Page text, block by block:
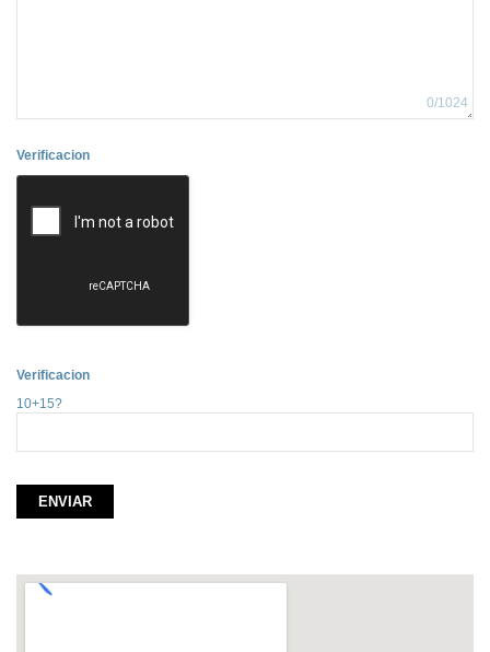
0/1024
Verificacion
Verificacion
10+15?